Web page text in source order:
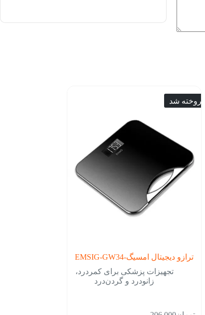
فروخته شد
ترازو دیجیتال امسیگ-EMSIG-GW34
تجهیزات پزشکی برای کمردرد،
زانودرد و گردن‌درد